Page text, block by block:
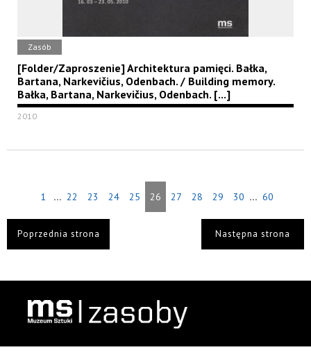
Zasób
[Folder/Zaproszenie] Architektura pamięci. Bałka,
Bartana, Narkevičius, Odenbach. / Building memory.
Bałka, Bartana, Narkevičius, Odenbach. [...]
2010
1 ... 22 23 24 25 26 27 28 29 30 ... 60
Poprzednia strona Następna strona